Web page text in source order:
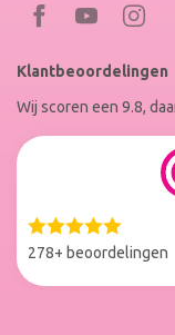
Bezoek
Facebook
op
Klantbeoordelingen
Wij scoren een 9.8,
278+ beoordelingen
Web
Winkel